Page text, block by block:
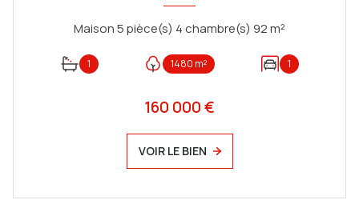
Maison 5 pièce(s) 4 chambre(s) 92 m²
1 1480 m² 1
160 000 €
VOIR LE BIEN